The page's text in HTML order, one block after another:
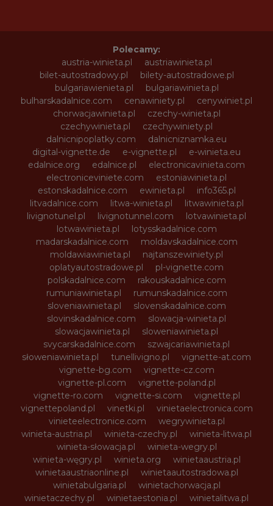
Polecamy:
austria-winieta.pl
austriawinieta.pl
bilet-autostradowy.pl
bilety-autostradowe.pl
bulgariawienieta.pl
bulgariawinieta.pl
bulharskadalnice.com
cenawiniety.pl
cenywiniet.pl
chorwacjawinieta.pl
czechy-winieta.pl
czechywinieta.pl
czechywiniety.pl
dalnicnipoplatky.com
dalnicniznamka.eu
digital-vignette.de
e-vignette.pl
e-winieta.eu
edalnice.org
edalnice.pl
electronicavinieta.com
electroniceviniete.com
estoniawinieta.pl
estonskadalnice.com
ewinieta.pl
info365.pl
litvadalnice.com
litwa-winieta.pl
litwawinieta.pl
livignotunel.pl
livignotunnel.com
lotvawinieta.pl
lotwawinieta.pl
lotysskadalnice.com
madarskadalnice.com
moldavskadalnice.com
moldawiawinieta.pl
najtanszewiniety.pl
oplatyautostradowe.pl
pl-vignette.com
polskadalnice.com
rakouskadalnice.com
rumuniawinieta.pl
rumunskadalnice.com
sloveniawinieta.pl
slovenskadalnice.com
slovinskadalnice.com
slowacja-winieta.pl
slowacjawinieta.pl
sloweniawinieta.pl
svycarskadalnice.com
szwajcariawinieta.pl
słoweniawinieta.pl
tunellivigno.pl
vignette-at.com
vignette-bg.com
vignette-cz.com
vignette-pl.com
vignette-poland.pl
vignette-ro.com
vignette-si.com
vignette.pl
vignettepoland.pl
vinetki.pl
vinietaelectronica.com
vinieteelectronice.com
wegrywinieta.pl
winieta-austria.pl
winieta-czechy.pl
winieta-litwa.pl
winieta-słowacja.pl
winieta-wegry.pl
winieta-węgry.pl
winieta.org
winietaaustria.pl
winietaaustriaonline.pl
winietaautostradowa.pl
winietabulgaria.pl
winietachorwacja.pl
winietaczechy.pl
winietaestonia.pl
winietalitwa.pl